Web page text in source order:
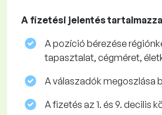
A fizetési jelentés
A pozíció bérezése
tapasztalat, cégméret,
A válaszadók megoszlása
A fizetés az 1. és 9. decilis